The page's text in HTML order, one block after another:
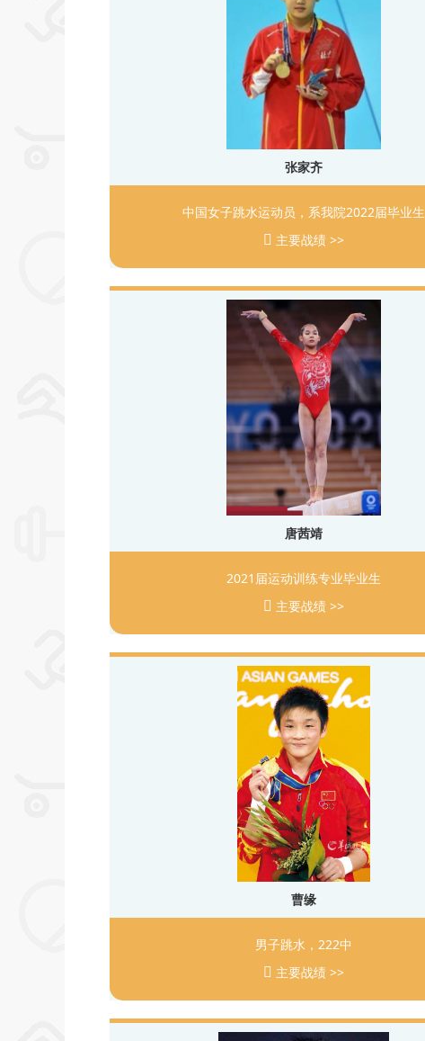
张家齐
中国女子跳水运动员，系我院2022届毕业生
主要战绩 >>
唐茜靖
2021届运动训练专业毕业生
主要战绩 >>
曹缘
男子跳水，222中
主要战绩 >>